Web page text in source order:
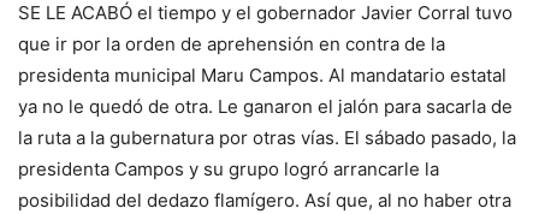
SE LE ACABÓ el tiempo y el gobernador Javier Corral tuvo
que ir por la orden de aprehensión en contra de la
presidenta municipal Maru Campos. Al mandatario estatal
ya no le quedó de otra. Le ganaron el jalón para sacarla de
la ruta a la gubernatura por otras vías. El sábado pasado, la
presidenta Campos y su grupo logró arrancarle la
posibilidad del dedazo flamígero. Así que, al no haber otra